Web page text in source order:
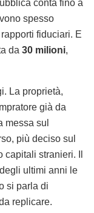
conta fino a
spesso
fiduciari. E
da 30 milioni,
La proprietà,
già da
messa sul
più deciso sul
stranieri. Il
ultimi anni le
si parla di
replicare.